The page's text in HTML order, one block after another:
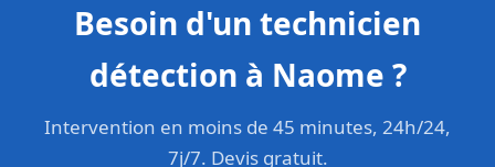
Besoin d'un technicien
détection à Naome ?
Intervention en moins de 45 minutes, 24h/24,
7j/7. Devis gratuit.